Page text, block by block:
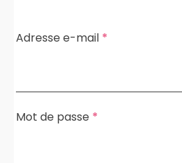
Adresse e-mail *
Mot de passe *